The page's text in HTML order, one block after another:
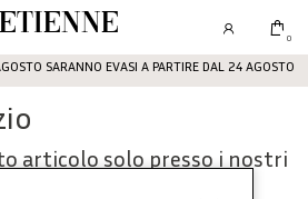
SARANNO EVASI A PARTIRE DAL 24 AGOSTO
Etienne 0
articolo solo presso i nostri